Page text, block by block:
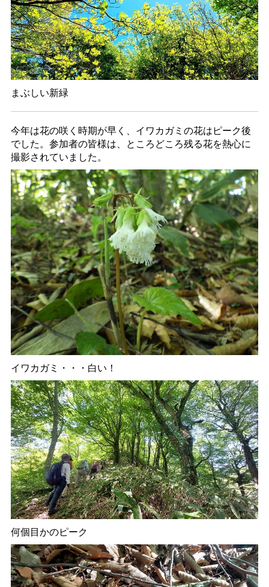
まぶしい新緑
今年は花の咲く時期が早く、イワカガミの花はピーク後
でした。参加者の皆様は、ところどころ残る花を熱心に
撮影されていました。
イワカガミ・・・白い！
何個目かのピーク